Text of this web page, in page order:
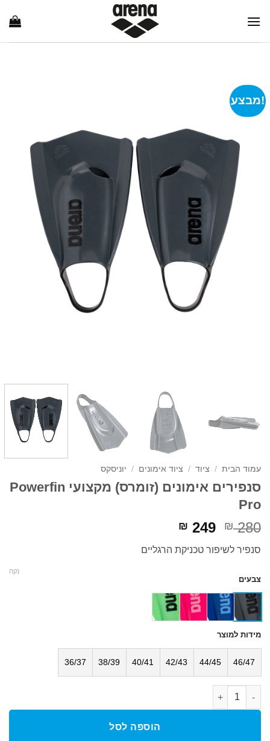
מבצע!
עמוד הבית / ציוד / ציוד אימונים / יוניסקס
סנפירים אימונים (זומרס) מקצועי Powerfin
Pro
₪280
המחיר
היה:
₪ 249
הנוכחי
הוא:
סנפיר לשיפור טכניקת הרגליים
צבעים
מידות למוצר
46/47
44/45
42/43
40/41
38/39
36/37
נקה
כמות של סנפירים אימונים (זומרס) מקצועי Powerfin Pro
הוספה לסל